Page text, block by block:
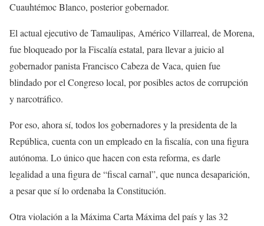
Cuauhtémoc Blanco, posterior gobernador.
El actual ejecutivo de Tamaulipas, Américo Villarreal, de Morena,
fue bloqueado por la Fiscalía estatal, para llevar a juicio al
gobernador panista Francisco Cabeza de Vaca, quien fue
blindado por el Congreso local, por posibles actos de corrupción
y narcotráfico.
Por eso, ahora sí, todos los gobernadores y la presidenta de la
República, cuenta con un empleado en la fiscalía, con una figura
autónoma. Lo único que hacen con esta reforma, es darle
legalidad a una figura de “fiscal carnal”, que nunca desaparición,
a pesar que sí lo ordenaba la Constitución.
Otra violación a la Máxima Carta Máxima del país y las 32